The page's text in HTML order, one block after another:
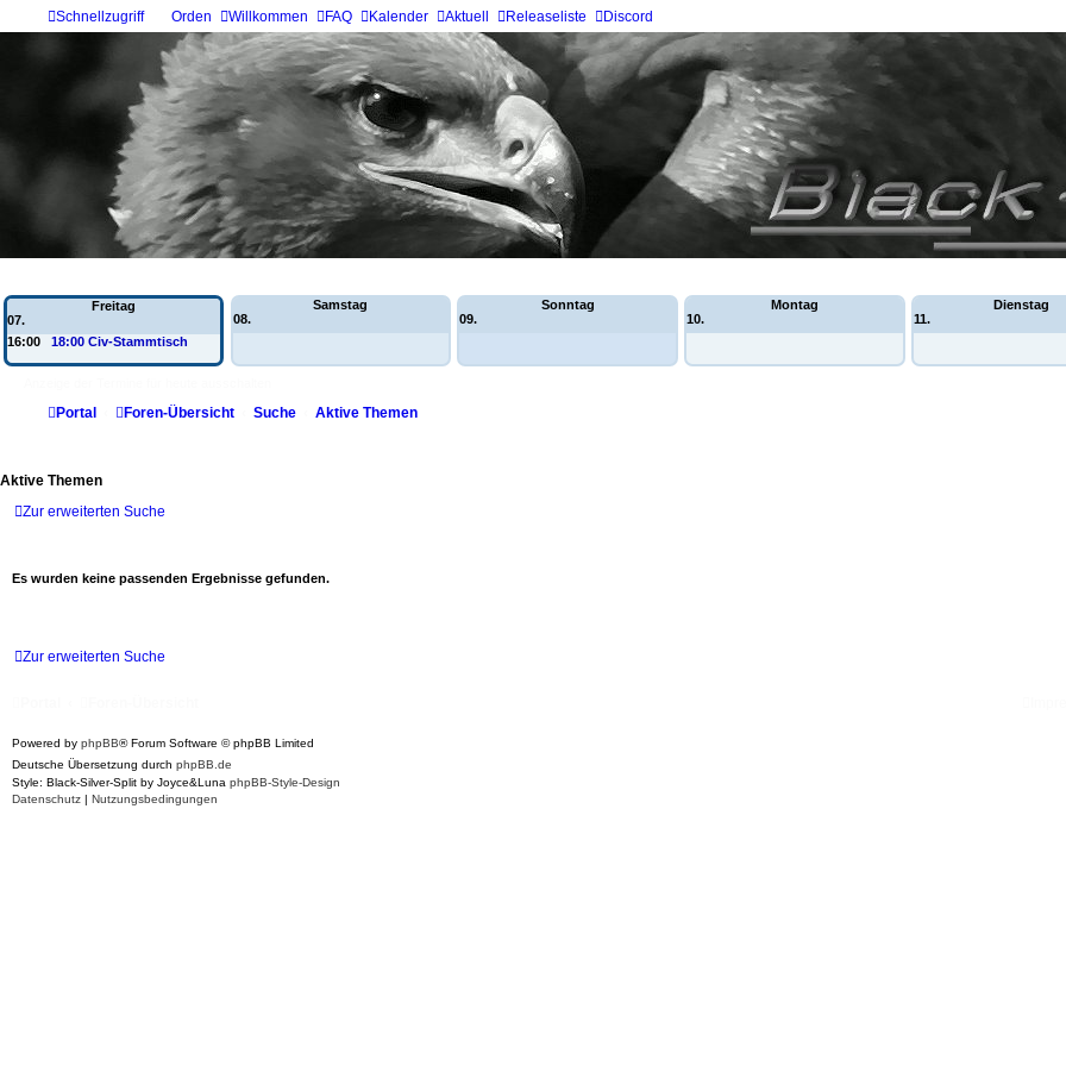
Schnellzugriff Orden Willkommen FAQ Kalender Aktuell Releaseliste Discord
Freitag
07.
16:00
18:00 Civ-Stammtisch
Samstag
08.
Sonntag
09.
Montag
10.
Dienstag
11.
Portal Foren-Übersicht Suche Aktive Themen
Aktive Themen
Zur erweiterten Suche
Es wurden keine passenden Ergebnisse gefunden.
Zur erweiterten Suche
Powered by phpBB® Forum Software © phpBB Limited
Deutsche Übersetzung durch phpBB.de
Style: Black-Silver-Split by Joyce&Luna phpBB-Style-Design
Datenschutz | Nutzungsbedingungen